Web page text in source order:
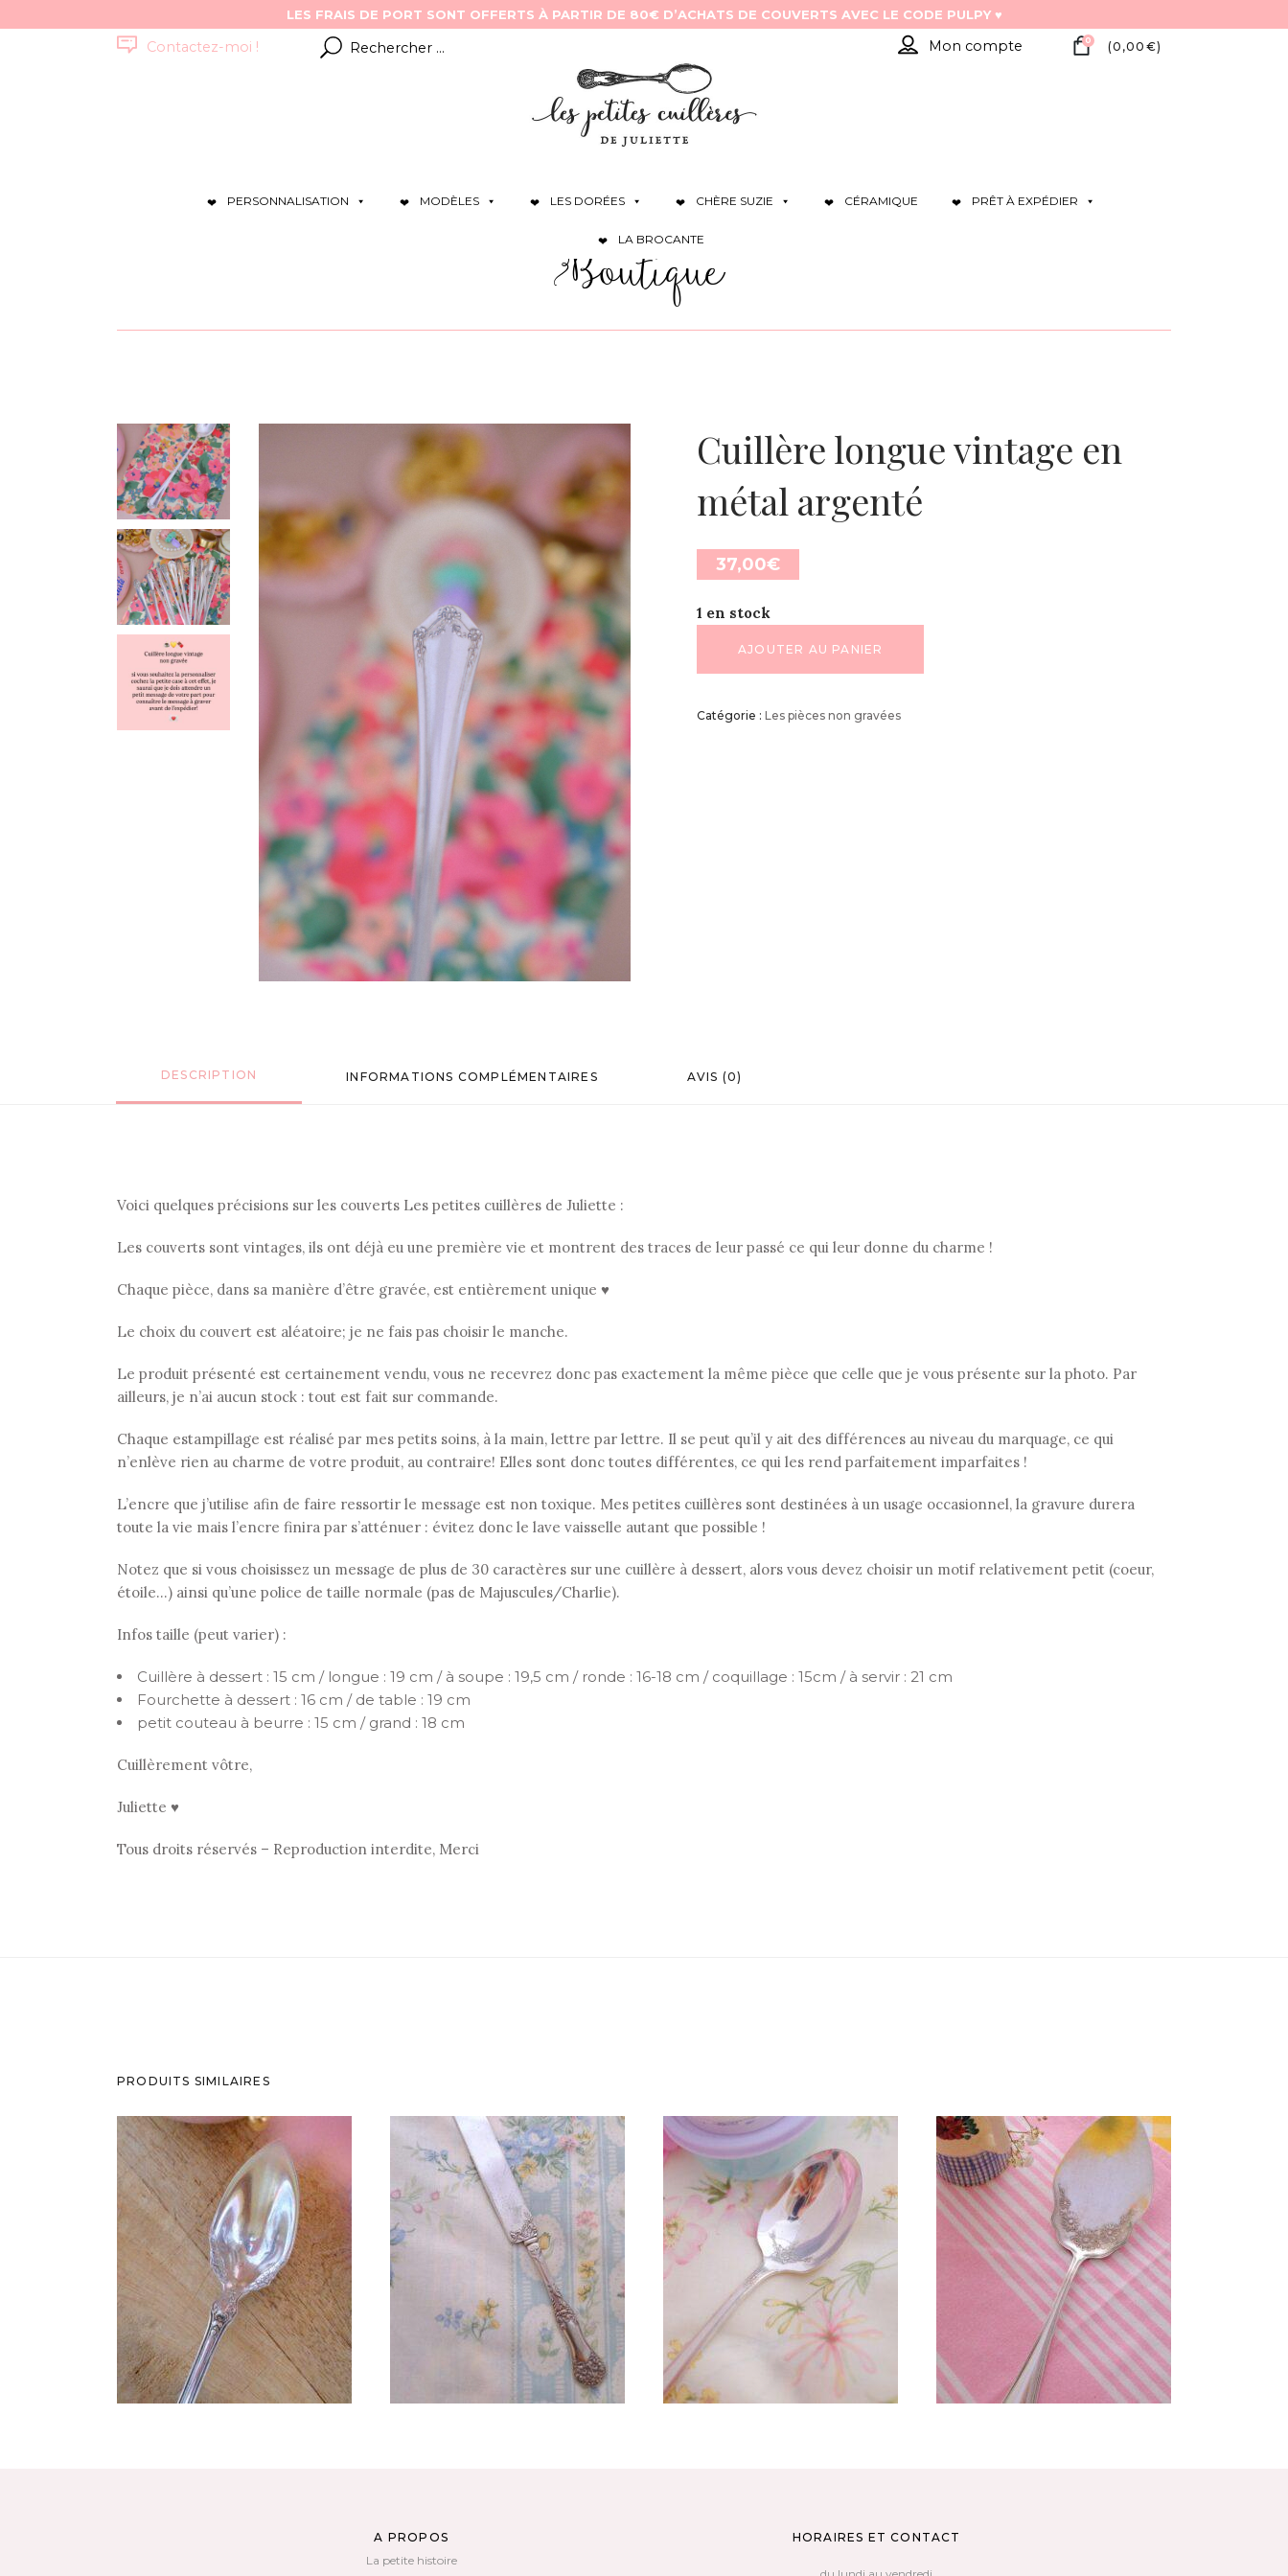
Contactez-moi !
Résultats
pour
Mon compte 0 (0,00 €)
PERSONNALISATION MODÈLES LES DORÉES CHÈRE SUZIE CÉRAMIQUE PRÊT À EXPÉDIER
LA BROCANTE
Boutique
Cuillère longue vintage en
métal argenté
37,00€
1 en stock
AJOUTER AU PANIER
Catégorie : Les pièces non gravées
DESCRIPTION INFORMATIONS COMPLÉMENTAIRES AVIS (0)
Voici quelques précisions sur les couverts Les petites cuillères de Juliette :
Les couverts sont vintages, ils ont déjà eu une première vie et montrent des traces de leur passé ce qui leur donne du charme !
Chaque pièce, dans sa manière d’être gravée, est entièrement unique ♥
Le choix du couvert est aléatoire; je ne fais pas choisir le manche.
Le produit présenté est certainement vendu, vous ne recevrez donc pas exactement la même pièce que celle que je vous présente sur la photo. Par
ailleurs, je n’ai aucun stock : tout est fait sur commande.
Chaque estampillage est réalisé par mes petits soins, à la main, lettre par lettre. Il se peut qu’il y ait des différences au niveau du marquage, ce qui
n’enlève rien au charme de votre produit, au contraire! Elles sont donc toutes différentes, ce qui les rend parfaitement imparfaites !
L’encre que j’utilise afin de faire ressortir le message est non toxique. Mes petites cuillères sont destinées à un usage occasionnel, la gravure durera
toute la vie mais l’encre finira par s’atténuer : évitez donc le lave vaisselle autant que possible !
Notez que si vous choisissez un message de plus de 30 caractères sur une cuillère à dessert, alors vous devez choisir un motif relativement petit (coeur,
étoile…) ainsi qu’une police de taille normale (pas de Majuscules/Charlie).
Infos taille (peut varier) :
Cuillère à dessert : 15 cm / longue : 19 cm / à soupe : 19,5 cm / ronde : 16-18 cm / coquillage : 15cm / à servir : 21 cm
Fourchette à dessert : 16 cm / de table : 19 cm
petit couteau à beurre : 15 cm / grand : 18 cm
Cuillèrement vôtre,
Juliette ♥
Tous droits réservés – Reproduction interdite, Merci
PRODUITS SIMILAIRES
CUILLÈRE À DESSERT VINTAGE EN
MÉTAL ARGENTÉ NON GRAVÉE
37,00€
AJOUTER AU PANIER
COUTEAU À BEURRE VINTAGE EN
MÉTAL ARGENTÉ NON GRAVÉ
35,00€
AJOUTER AU PANIER
CUILLÈRE ARRONDIE VINTAGE EN
MÉTAL ARGENTÉ
40,00€
AJOUTER AU PANIER
PELLE À TARTE FLEURIE VINTAGE
EN MÉTAL ARGENTÉ NON GRAVÉE
70,00€
AJOUTER AU PANIER
A PROPOS
La petite histoire
HORAIRES ET CONTACT